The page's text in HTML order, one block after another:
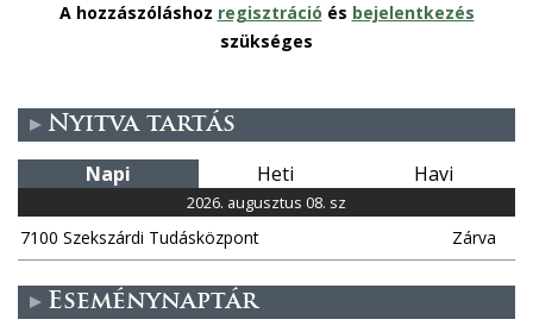
A hozzászóláshoz regisztráció és bejelentkezés
szükséges
Nyitva tartás
Napi Heti Havi
2026. augusztus 08. sz
7100 Szekszárdi Tudásközpont Zárva
Eseménynaptár